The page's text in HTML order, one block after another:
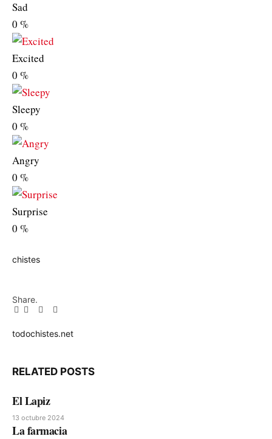
Sad
0 %
Excited
0 %
Sleepy
0 %
Angry
0 %
Surprise
0 %
chistes
Share.
Facebook
TwitterPinterest
LinkedIn
Tumblr
Email
todochistes.net
RELATED POSTS
El Lapiz
13 octubre 2024
La farmacia